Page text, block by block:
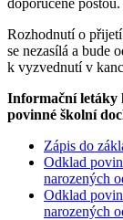
Rozhodnutí o
se nezasílá a bude
k vyzvednutí v
Informační letáky
povinné školní
Zápis do
Odklad
narozených
Odklad
narozených